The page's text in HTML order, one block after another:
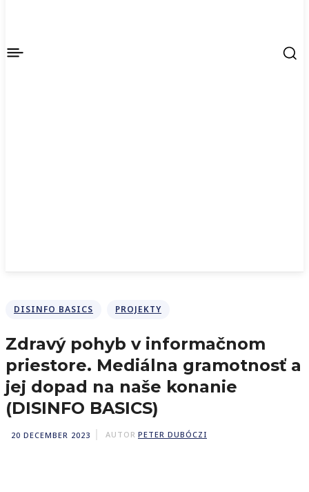
DISINFO BASICS PROJEKTY
Zdravý pohyb v informačnom
priestore. Mediálna gramotnosť a
jej dopad na naše konanie
(DISINFO BASICS)
20 DECEMBER 2023 AUTOR PETER DUBÓCZI